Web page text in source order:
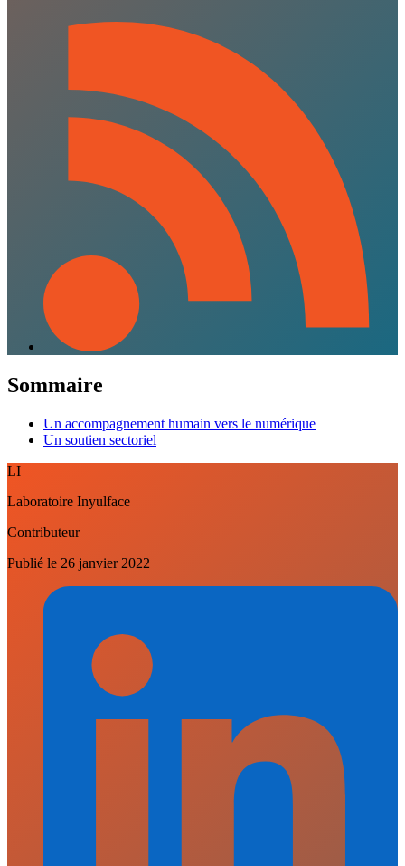
Sommaire
Un accompagnement humain vers le numérique
Un soutien sectoriel
LI
Laboratoire Inyulface
Contributeur
Publié le 26 janvier 2022